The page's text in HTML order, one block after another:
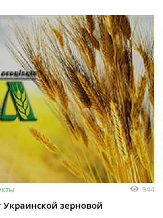
944
зерновой